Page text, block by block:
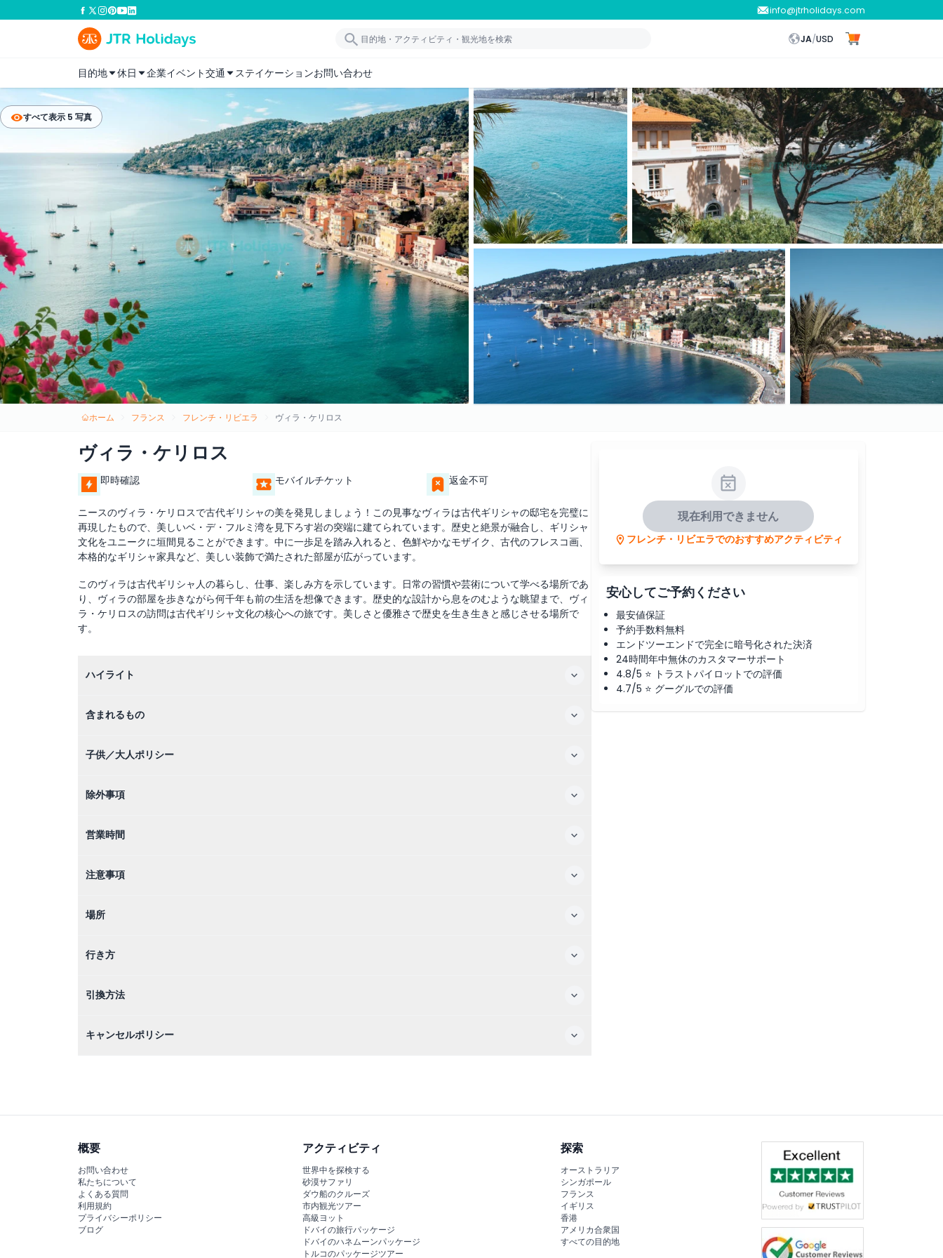
info@jtrholidays.com
JA/USD
目的地 休日 企業イベント交通 ステイケーションお問い合わせ
すべて表示 5 写真
ホーム フランス フレンチ・リビエラ ヴィラ・ケリロス
ヴィラ・ケリロス
即時確認 モバイルチケット 返金不可
ニースのヴィラ・ケリロスで古代ギリシャの美を発見しましょう！この見事なヴィラは古代ギリシャの邸宅を完璧に
再現したもので、美しいベ・デ・フルミ湾を見下ろす岩の突端に建てられています。歴史と絶景が融合し、ギリシャ
文化をユニークに垣間見ることができます。中に一歩足を踏み入れると、色鮮やかなモザイク、古代のフレスコ画、
本格的なギリシャ家具など、美しい装飾で満たされた部屋が広がっています。
このヴィラは古代ギリシャ人の暮らし、仕事、楽しみ方を示しています。日常の習慣や芸術について学べる場所であ
り、ヴィラの部屋を歩きながら何千年も前の生活を想像できます。歴史的な設計から息をのむような眺望まで、ヴィ
ラ・ケリロスの訪問は古代ギリシャ文化の核心への旅です。美しさと優雅さで歴史を生き生きと感じさせる場所で
す。
ハイライト
含まれるもの
子供／大人ポリシー
除外事項
営業時間
注意事項
場所
行き方
引換方法
キャンセルポリシー
現在利用できません
フレンチ・リビエラでのおすすめアクティビティ
安心してご予約ください
最安値保証
予約手数料無料
エンドツーエンドで完全に暗号化された決済
24時間年中無休のカスタマーサポート
4.8/5 ⭐ トラストパイロットでの評価
4.7/5 ⭐ グーグルでの評価
概要
お問い合わせ
私たちについて
よくある質問
利用規約
プライバシーポリシー
ブログ
アクティビティ
世界中を探検する
砂漠サファリ
ダウ船のクルーズ
市内観光ツアー
高級ヨット
ドバイの旅行パッケージ
ドバイのハネムーンパッケージ
トルコのパッケージツアー
探索
オーストラリア
シンガポール
フランス
イギリス
香港
アメリカ合衆国
すべての目的地